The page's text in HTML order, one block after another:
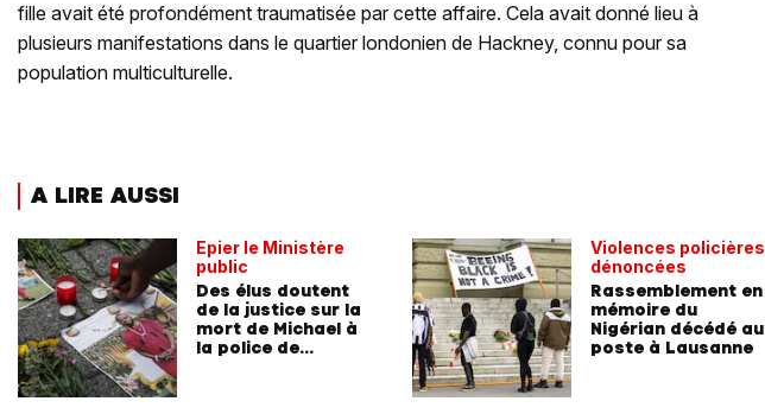
fille avait été profondément traumatisée par cette affaire. Cela avait donné lieu à
plusieurs manifestations dans le quartier londonien de Hackney, connu pour sa
population multiculturelle.
A LIRE AUSSI
Epier le Ministère
public
Des élus doutent
de la justice sur la
mort de Michael à
la police de
Violences policières
dénoncées
Rassemblement en
mémoire du
Nigérian décédé au
poste à Lausanne